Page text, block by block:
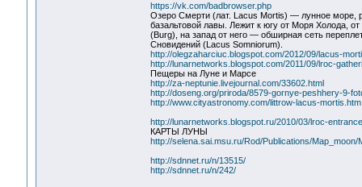
https://vk.com/badbrowser.php
Озеро Смерти (лат. Lacus Mortis) — лунное море,
базальтовой лавы. Лежит к югу от Моря Холода,
(Burg), на запад от него — обширная сеть
Сновидений (Lacus Somniorum).
http://olegzaharciuc.blogspot.com/2012/09/lacus-
http://lunarnetworks.blogspot.com/2011/09/lroc-
Пещеры на Луне и Марсе
http://za-neptunie.livejournal.com/33602.html
http://doseng.org/priroda/8579-gornye-peshhery-9-
http://www.cityastronomy.com/littrow-lacus-mortis.htm
http://lunarnetworks.blogspot.ru/2010/03/lroc-
КАРТЫ ЛУНЫ
http://selena.sai.msu.ru/Rod/Publications/Map_moon/
http://sdnnet.ru/n/13515/
http://sdnnet.ru/n/242/